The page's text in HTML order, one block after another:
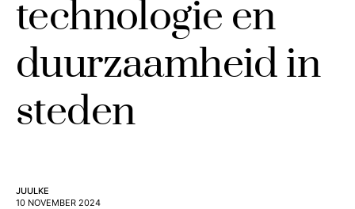
technologie en
duurzaamheid in
steden
JUULKE
10 NOVEMBER 2024